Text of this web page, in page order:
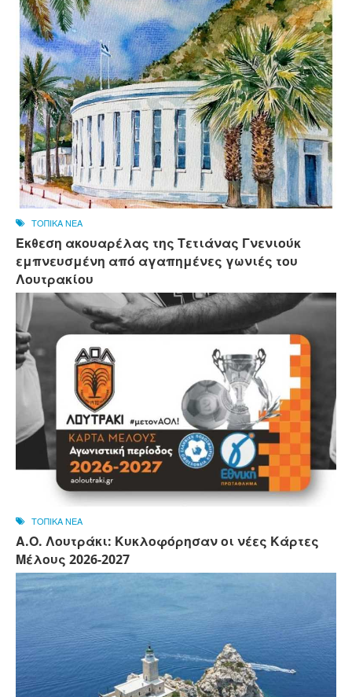
ΤΟΠΙΚΑ ΝΕΑ
Έκθεση ακουαρέλας της Τετιάνας Γνενιούκ
εμπνευσμένη από αγαπημένες γωνιές του
Λουτρακίου
ΤΟΠΙΚΑ ΝΕΑ
Α.Ο. Λουτράκι: Κυκλοφόρησαν οι νέες Κάρτες
Μέλους 2026-2027